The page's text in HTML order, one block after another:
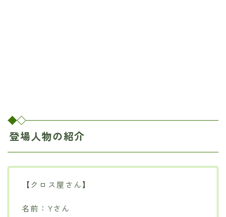
登場人物の紹介
【クロス屋さん】
名前：Yさん